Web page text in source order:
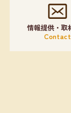
情報提供・取
Contact